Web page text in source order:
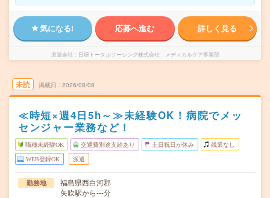
気になる! 応募へ進む 詳しく見る
派遣会社 日研トータルソーシング株式会社 メディカルケア事業部
未読 掲載日 2026/08/08
≪時短×週4日5h～≫未経験OK！病院でメッ
センジャー業務など！
職種未経験OK 交通費別途支給あり 土日祝日が休み 残業なし
WEB登録OK 派遣
勤務地
福島県西白河郡
矢吹駅から---分